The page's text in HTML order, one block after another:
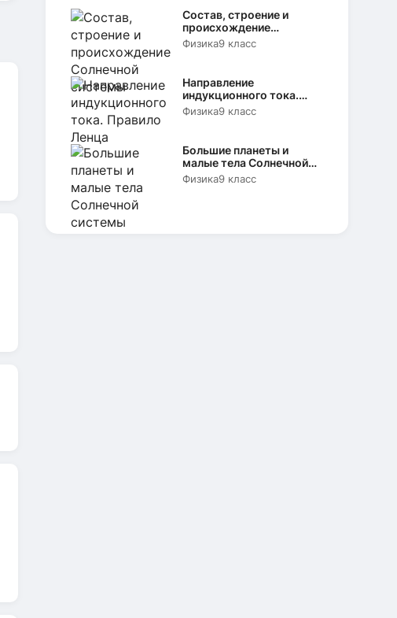
Состав, строение и
происхождение
Солнечной системы
Физика9 класс
Направление
индукционного тока.
Правило Ленца
Физика9 класс
Большие планеты и
малые тела Солнечной
системы
Физика9 класс